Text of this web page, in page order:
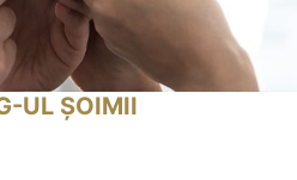
UL ȘOIMII